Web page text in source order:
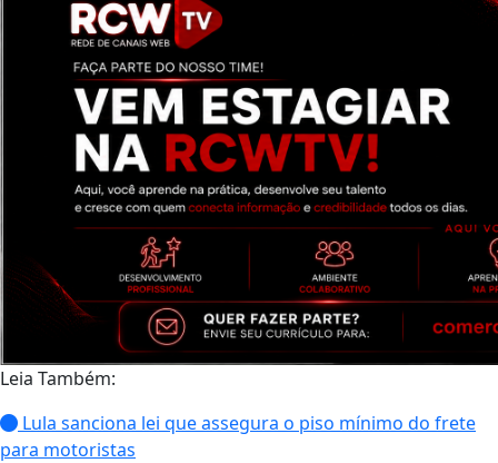
Leia Também:
Lula sanciona lei que assegura o piso mínimo do frete
para motoristas